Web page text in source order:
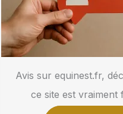
Avis sur equinest.fr,
ce site est vraiment